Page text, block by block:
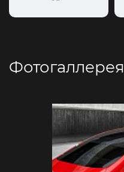
Фотогаллерея